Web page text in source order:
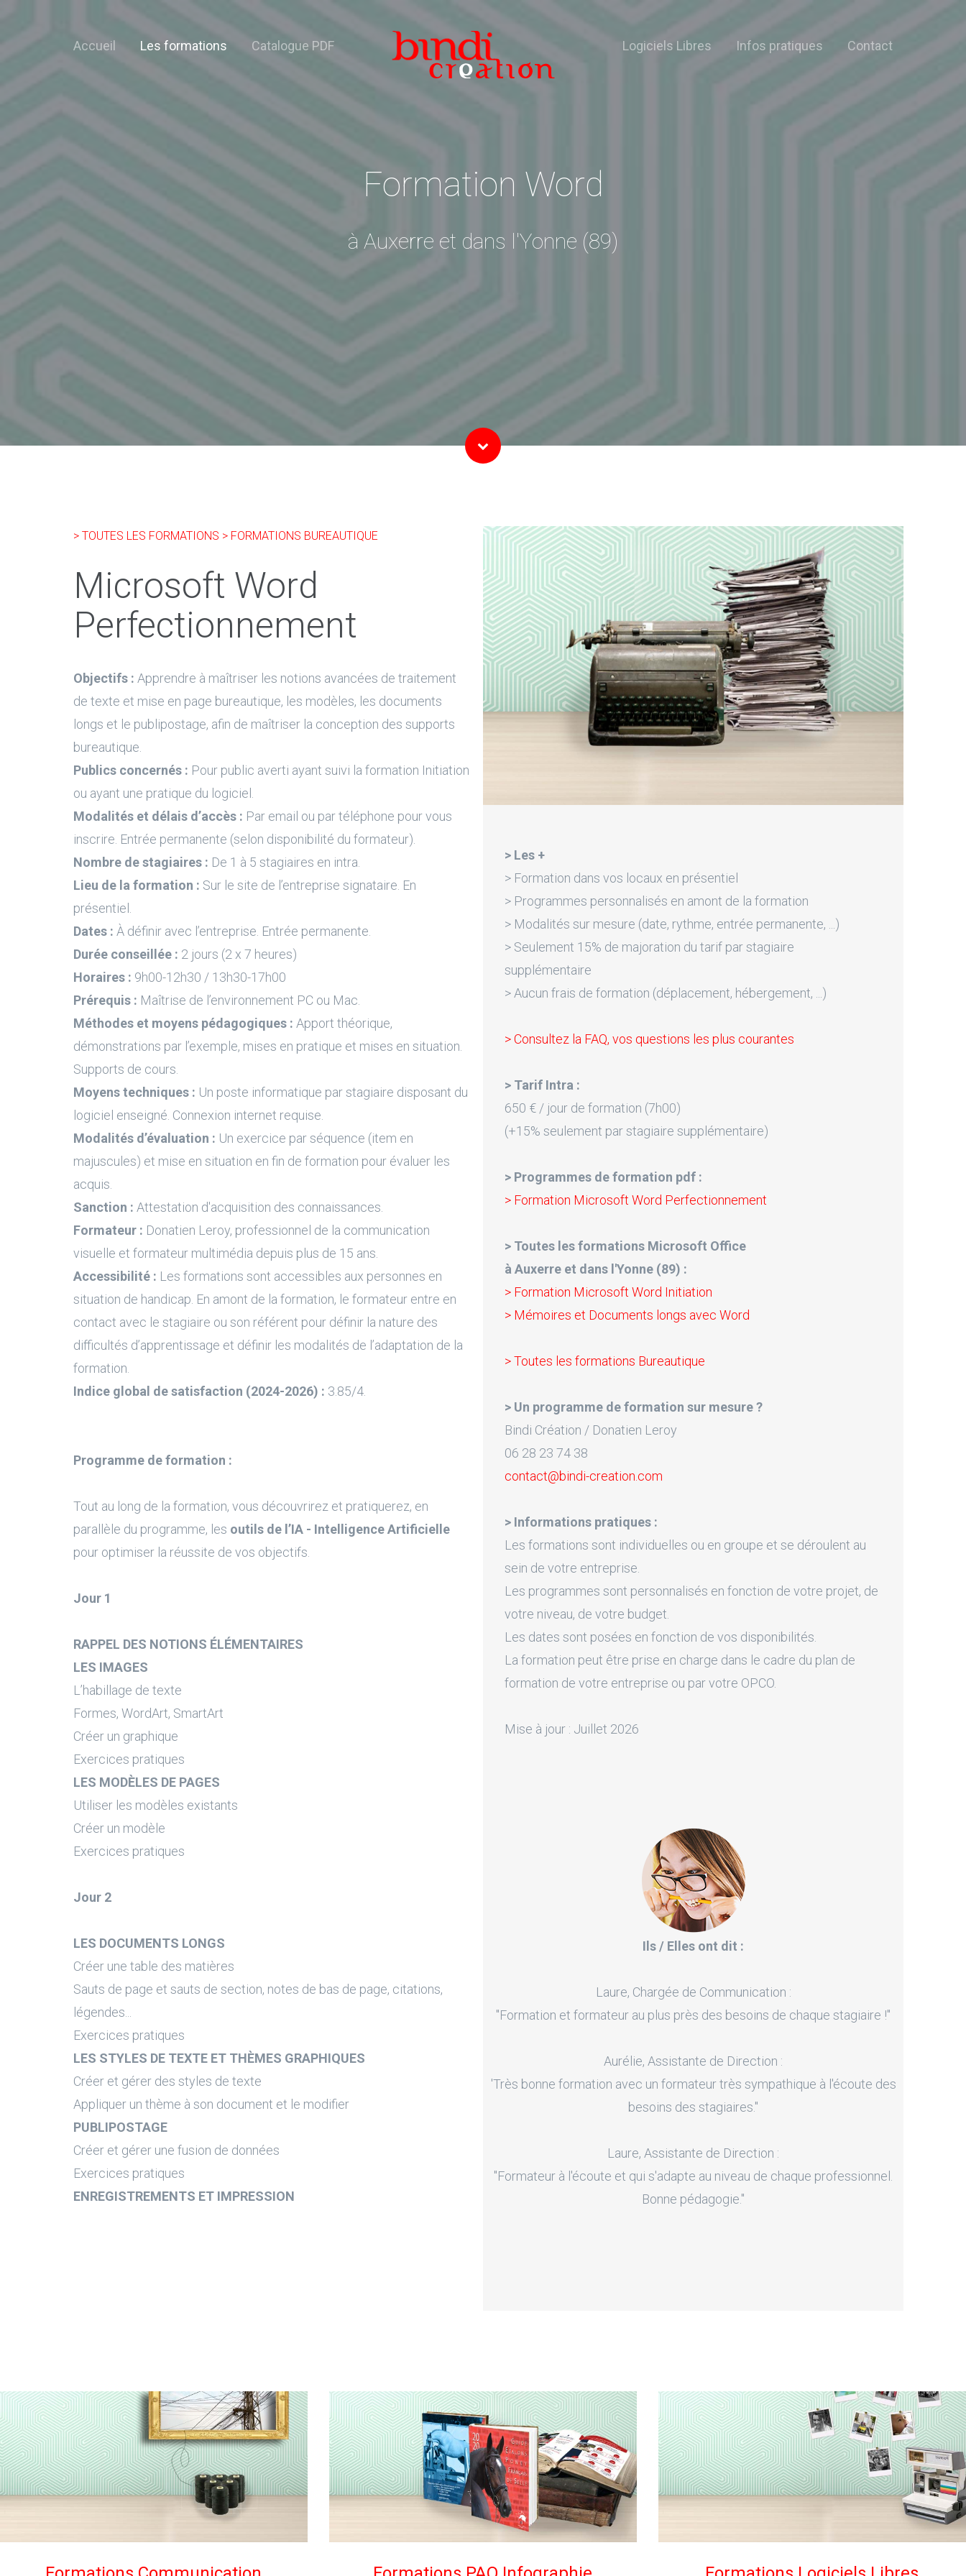
Accueil Les formations Catalogue PDF Logiciels Libres Infos pratiques Contact
Formation Word
à Auxerre et dans l'Yonne (89)
> TOUTES LES FORMATIONS > FORMATIONS BUREAUTIQUE
Microsoft Word
Perfectionnement
Objectifs : Apprendre à maîtriser les notions avancées de traitement
de texte et mise en page bureautique, les modèles, les documents
longs et le publipostage, afin de maîtriser la conception des supports
bureautique.
Publics concernés : Pour public averti ayant suivi la formation Initiation
ou ayant une pratique du logiciel.
Modalités et délais d’accès : Par email ou par téléphone pour vous
inscrire. Entrée permanente (selon disponibilité du formateur).
Nombre de stagiaires : De 1 à 5 stagiaires en intra.
Lieu de la formation : Sur le site de l’entreprise signataire. En
présentiel.
Dates : À définir avec l’entreprise. Entrée permanente.
Durée conseillée : 2 jours (2 x 7 heures)
Horaires : 9h00-12h30 / 13h30-17h00
Prérequis : Maîtrise de l’environnement PC ou Mac.
Méthodes et moyens pédagogiques : Apport théorique,
démonstrations par l’exemple, mises en pratique et mises en situation.
Supports de cours.
Moyens techniques : Un poste informatique par stagiaire disposant du
logiciel enseigné. Connexion internet requise.
Modalités d’évaluation : Un exercice par séquence (item en
majuscules) et mise en situation en fin de formation pour évaluer les
acquis.
Sanction : Attestation d'acquisition des connaissances.
Formateur : Donatien Leroy, professionnel de la communication
visuelle et formateur multimédia depuis plus de 15 ans.
Accessibilité : Les formations sont accessibles aux personnes en
situation de handicap. En amont de la formation, le formateur entre en
contact avec le stagiaire ou son référent pour définir la nature des
difficultés d’apprentissage et définir les modalités de l’adaptation de la
formation.
Indice global de satisfaction (2024-2026) : 3.85/4.
Programme de formation :
Tout au long de la formation, vous découvrirez et pratiquerez, en
parallèle du programme, les outils de l’IA - Intelligence Artificielle
pour optimiser la réussite de vos objectifs.
Jour 1
RAPPEL DES NOTIONS ÉLÉMENTAIRES
LES IMAGES
L’habillage de texte
Formes, WordArt, SmartArt
Créer un graphique
Exercices pratiques
LES MODÈLES DE PAGES
Utiliser les modèles existants
Créer un modèle
Exercices pratiques
Jour 2
LES DOCUMENTS LONGS
Créer une table des matières
Sauts de page et sauts de section, notes de bas de page, citations,
légendes...
Exercices pratiques
LES STYLES DE TEXTE ET THÈMES GRAPHIQUES
Créer et gérer des styles de texte
Appliquer un thème à son document et le modifier
PUBLIPOSTAGE
Créer et gérer une fusion de données
Exercices pratiques
ENREGISTREMENTS ET IMPRESSION
> Les +
> Formation dans vos locaux en présentiel
> Programmes personnalisés en amont de la formation
> Modalités sur mesure (date, rythme, entrée permanente, ...)
> Seulement 15% de majoration du tarif par stagiaire
supplémentaire
> Aucun frais de formation (déplacement, hébergement, ...)
> Consultez la FAQ, vos questions les plus courantes
> Tarif Intra :
650 € / jour de formation (7h00)
(+15% seulement par stagiaire supplémentaire)
> Programmes de formation pdf :
> Formation Microsoft Word Perfectionnement
> Toutes les formations Microsoft Office
à Auxerre et dans l'Yonne (89) :
> Formation Microsoft Word Initiation
> Mémoires et Documents longs avec Word
> Toutes les formations Bureautique
> Un programme de formation sur mesure ?
Bindi Création / Donatien Leroy
06 28 23 74 38
contact@bindi-creation.com
> Informations pratiques :
Les formations sont individuelles ou en groupe et se déroulent au
sein de votre entreprise.
Les programmes sont personnalisés en fonction de votre projet, de
votre niveau, de votre budget.
Les dates sont posées en fonction de vos disponibilités.
La formation peut être prise en charge dans le cadre du plan de
formation de votre entreprise ou par votre OPCO.
Mise à jour : Juillet 2026
Ils / Elles ont dit :
Laure, Chargée de Communication :
"Formation et formateur au plus près des besoins de chaque stagiaire !"
Aurélie, Assistante de Direction :
'Très bonne formation avec un formateur très sympathique à l'écoute des
besoins des stagiaires."
Laure, Assistante de Direction :
"Formateur à l'écoute et qui s'adapte au niveau de chaque professionnel.
Bonne pédagogie."